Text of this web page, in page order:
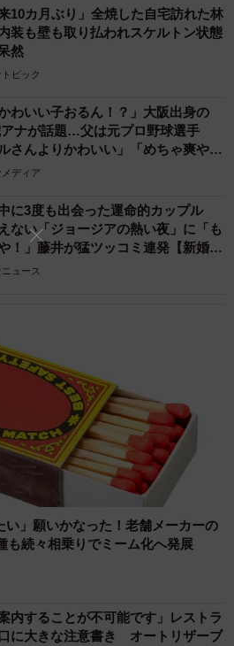
夕方になると２階の自宅から降りてき
にくることが多いですね」（山根さ
、だけど甘えん坊でもありま
お客さんの足音が聞こえると、
っていき、お出迎えをよくして
板猫になり、「カギに会いた
来てくれるようになりました。
10カ月ぶり」全焼した自宅訪れた林
装も壁も取り払われスケルトン状態
然
トピック
わいい子おるん！？」大阪出身の
アナが話題…父は元プロ野球選手
さんよりかわいい」「めちゃ爽や
メディア
に3度も出会った運命的カップル
ない「ジョージアの熱い夜」に「も
！」藤井が猛ツッコミ連発【新婚さ
ニュース
い」願いかなった！老舗メーカーの
続々相乗りでミーム化へ発展
内することが不可能です」レストラ
に大きな注意書き オートリザーブ